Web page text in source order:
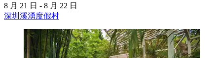
8 月 21 日 - 8 月 22 日
深圳溪湧度假村